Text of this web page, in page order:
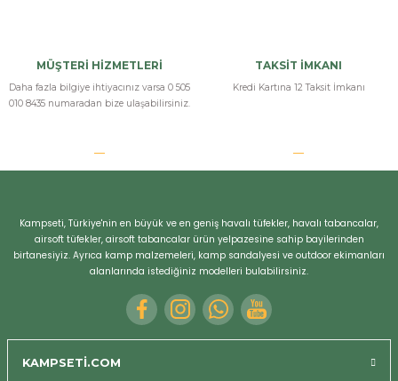
MÜŞTERİ HİZMETLERİ
Daha fazla bilgiye ihtiyacınız varsa 0 505
010 8435 numaradan bize ulaşabilirsiniz.
TAKSİT İMKANI
Kredi Kartına 12 Taksit İmkanı
Kampseti, Türkiye'nin en büyük ve en geniş havalı tüfekler, havalı tabancalar,
airsoft tüfekler, airsoft tabancalar ürün yelpazesine sahip bayilerinden
birtanesiyiz. Ayrıca kamp malzemeleri, kamp sandalyesi ve outdoor ekimanları
alanlarında istediğiniz modelleri bulabilirsiniz.
KAMPSETİ.COM